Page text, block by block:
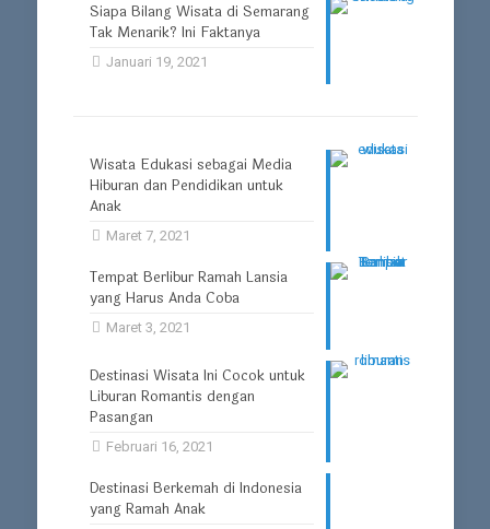
Siapa Bilang Wisata di Semarang
Tak Menarik? Ini Faktanya
Januari 19, 2021
Wisata Edukasi sebagai Media
Hiburan dan Pendidikan untuk
Anak
Maret 7, 2021
Tempat Berlibur Ramah Lansia
yang Harus Anda Coba
Maret 3, 2021
Destinasi Wisata Ini Cocok untuk
Liburan Romantis dengan
Pasangan
Februari 16, 2021
Destinasi Berkemah di Indonesia
yang Ramah Anak